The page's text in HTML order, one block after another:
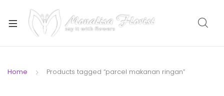
Home Products tagged “parcel makanan ringan”